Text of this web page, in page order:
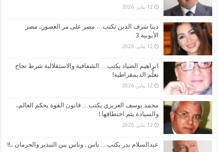
12 يناير، 2026
دينا شرف الدين تكتب… مصر على مر العصور.. مصر
الأيوبية 3
12 يناير، 2026
ابراهيم الصياد يكتب… الشفافية والاستقلالية شرط نجاح
تعلُّم الديمقراطية!
12 يناير، 2026
محمد يوسف العزيزي يكتب… قانون القوة يحكم العالم..
والسيادة يتم اختطافها !
12 يناير، 2026
عبدالسلام بدر يكتب… ناس . وناس بين التبذير والحرمان ..!!